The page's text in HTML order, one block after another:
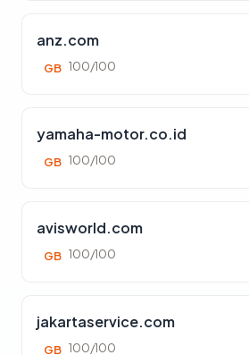
anz.com
GB 100/100
yamaha-motor.co.id
GB 100/100
avisworld.com
GB 100/100
jakartaservice.com
GB 100/100